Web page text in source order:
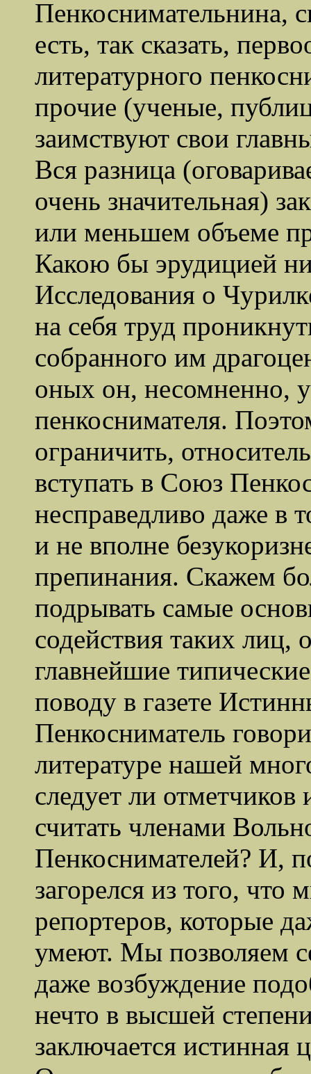
Пенкоснимательнина,
есть, так сказать,
литературного
прочие (ученые,
заимствуют свои
Вся разница
очень значительная)
или меньшем объеме
Какою бы эрудицией
Исследования о
на себя труд
собранного им
оных он, несомненно,
пенкоснимателя.
ограничить,
вступать в Союз
несправедливо даже в
и не вполне
препинания. Скажем
подрывать самые
содействия таких лиц,
главнейшие
поводу в газете
Пенкосниматель
литературе нашей
следует ли отметчиков
считать членами
Пенкоснимателей? И,
загорелся из того, что
репортеров, которые
умеют. Мы позволяем
даже возбуждение
нечто в высшей
заключается истинная